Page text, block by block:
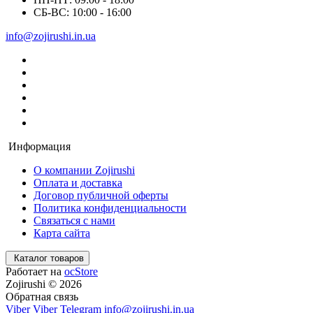
СБ-ВС: 10:00 - 16:00
info@zojirushi.in.ua
Информация
О компании Zojirushi
Оплата и доставка
Договор публичной оферты
Политика конфиденциальности
Связаться с нами
Карта сайта
Каталог товаров
Работает на ocStore
Zojirushi © 2026
Обратная связь
Viber Viber Telegram info@zojirushi.in.ua